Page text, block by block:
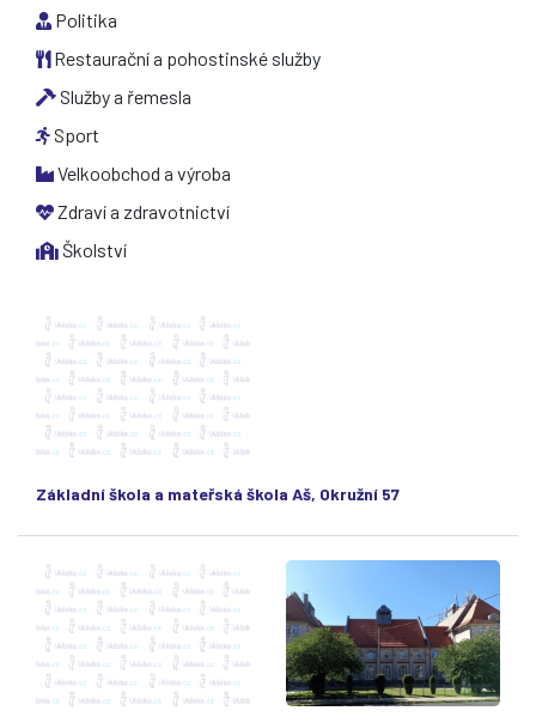
Politika
Restaurační a pohostinské služby
Služby a řemesla
Sport
Velkoobchod a výroba
Zdraví a zdravotnictví
Školství
Základní škola a mateřská škola Aš, Okružní 57